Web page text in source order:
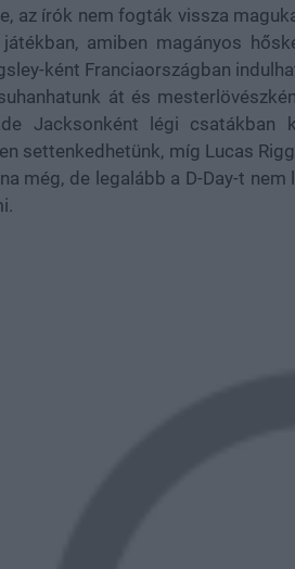
az írók nem fogták vissza
amiben magányos
ként Franciaországban
át és
Jacksonként légi csatákban
settenkedhetünk, míg Lucas
még, de legalább a D-Day-t